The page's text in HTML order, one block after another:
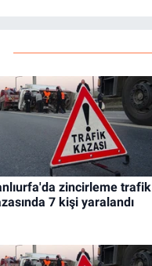
zincirleme trafik
7 kişi yaralandı